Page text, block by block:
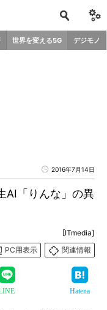
世界を変える5G デジモノ
2016年7月14日
AI「りんな」の異
[ITmedia]
PC用表示
関連情報
Hatena